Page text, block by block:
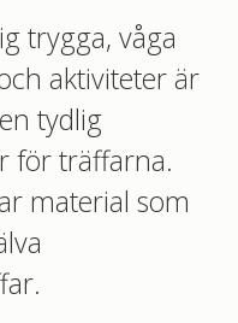
trygga, våga
aktiviteter är
tydlig
för träffarna.
material som